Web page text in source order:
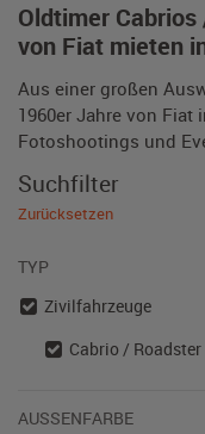
Oldtimer
von Fiat mieten
Aus einer großen
1960er Jahre von Fiat
Fotoshootings und
Suchfilter
Zurücksetzen
TYP
Zivilfahrzeuge
Cabrio / Roadster
AUSSENFARBE